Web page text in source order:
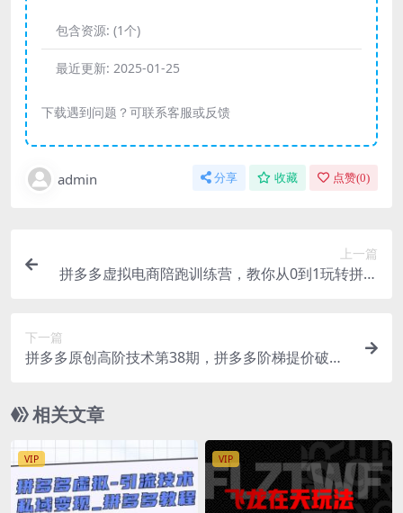
包含资源: (1个)
最近更新: 2025-01-25
下载遇到问题？可联系客服或反馈
admin 分享 收藏 点赞(0)
上一篇
拼多多虚拟电商陪跑训练营，教你从0到1玩转拼多
下一篇
拼多多原创高阶技术第38期，拼多多阶梯提价破量
相关文章
VIP VIP